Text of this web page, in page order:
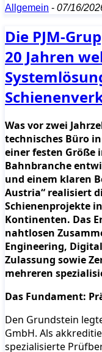
Allgemein - 07/16/
Die PJM-
20 Jahren
Was vor zwei
technisches Büro
einer festen
Bahnbranche
und einem klaren
Austria“ realisiert
Schienenprojekte
Kontinenten. Das
nahtlosen
Engineering,
Zulassung sowie
mehreren
Das Fundament:
Den Grundstein
GmbH. Als
spezialisierte